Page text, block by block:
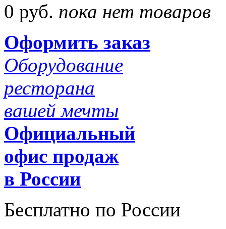
0 руб. пока нет товаров
Оформить заказ
Оборудование
ресторана
вашей мечты
Официальный
офис продаж
в России
Бесплатно по России